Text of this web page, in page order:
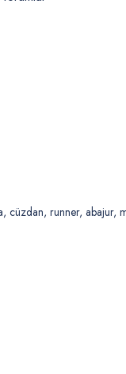
cüzdan, runner,